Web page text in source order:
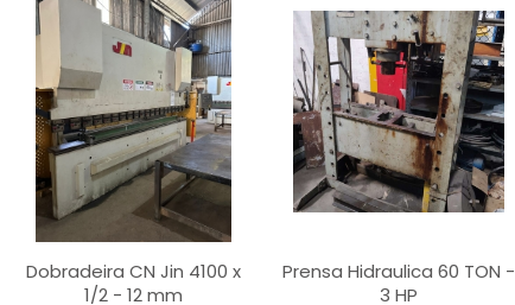
Dobradeira CN Jin 4100 x
1/2 - 12 mm
Prensa Hidraulica 60 TON -
3 HP